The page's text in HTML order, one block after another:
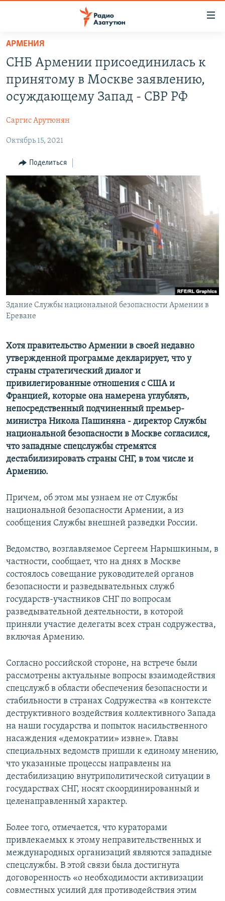
Перейти
основному
содержанию
Перейти
основной
навигации
Перейти
поиску
НОВОСТИ
ПОЛИТИКА
ЭКОНОМИКА
РЕГИОН
НАГОРНЫЙ КАРАБАХ
КУЛЬТУРА
СПОРТ
АРХИВ
Հայերեն
English
Русский
Все сайты Радио Азатутюн
АРМЕНИЯ
СНБ Армении присоединилась к
принятому в Москве заявлению,
осуждающему Запад - СВР РФ
Саргис Арутюнян
Октябрь 15, 2021
Поделиться
Здание Службы национальной безопасности Армении в
Ереване
Хотя правительство Армении в своей недавно
утвержденной программе декларирует, что у
страны стратегический диалог и
привилегированные отношения с США и
Францией, которые она намерена углублять,
непосредственный подчиненный премьер-
министра Никола Пашиняна - директор Службы
национальной безопасности в Москве согласился,
что западные спецслужбы стремятся
дестабилизировать страны СНГ, в том числе и
Армению.
Причем, об этом мы узнаем не от Службы
национальной безопасности Армении, а из
сообщения Службы внешней разведки России.
Ведомство, возглавляемое Сергеем Нарышкиным, в
частности, сообщает, что на днях в Москве
состоялось совещание руководителей органов
безопасности и разведывательных служб
государств-участников СНГ по вопросам
разведывательной деятельности, в которой
приняли участие делегаты всех стран содружества,
включая Армению.
Согласно российской стороне, на встрече были
рассмотрены актуальные вопросы взаимодействия
спецслужб в области обеспечения безопасности и
стабильности в странах Содружества «в контексте
деструктивного воздействия коллективного Запада
на наши государства и попыток насильственного
насаждения «демократии» извне». Главы
специальных ведомств пришли к единому мнению,
что указанные процессы направлены на
дестабилизацию внутриполитической ситуации в
государствах СНГ, носят скоординированный и
целенаправленный характер.
Более того, отмечается, что кураторами
привлекаемых к этому неправительственных и
международных организаций являются западные
спецслужбы. В этой связи была достигнута
договоренность «о необходимости активизации
совместных усилий для противодействия этим